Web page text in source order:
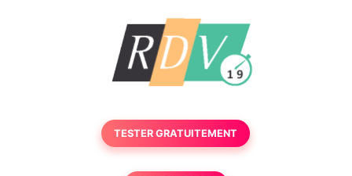
TESTER GRATUITEMENT